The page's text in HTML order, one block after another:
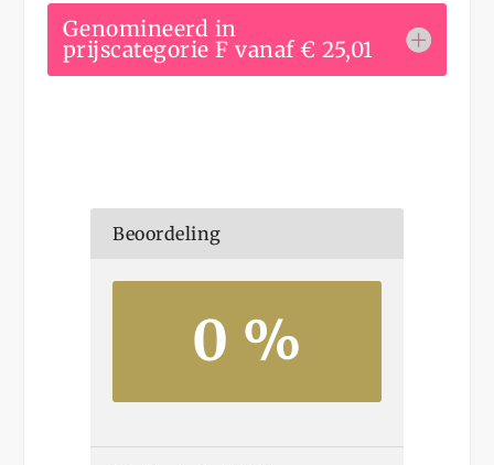
Genomineerd in
prijscategorie F vanaf € 25,01
Beoordeling
0 %